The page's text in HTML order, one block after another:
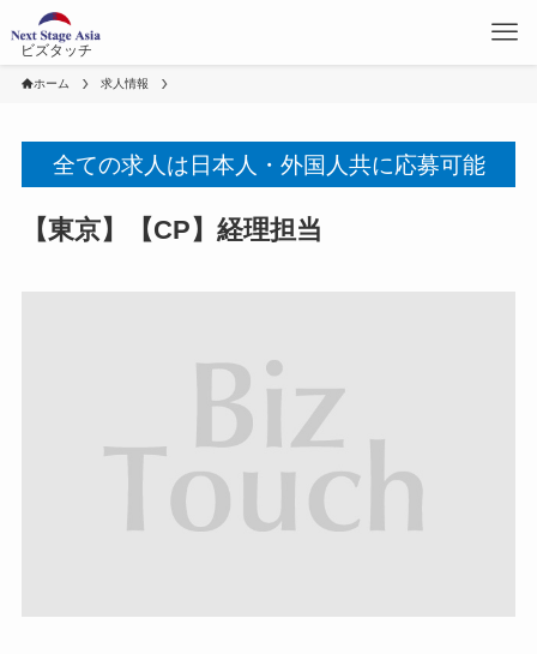
ビズタッチ
ホーム 求人情報
全ての求人は日本人・外国人共に応募可能
【東京】【CP】経理担当